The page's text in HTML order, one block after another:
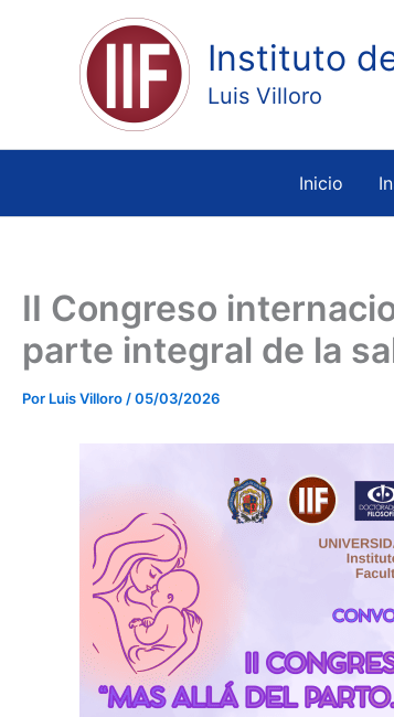
contenido
Instituto
Luis Villoro
Inicio
II Congreso
parte integral de la
Por Luis Villoro /05/03/2026